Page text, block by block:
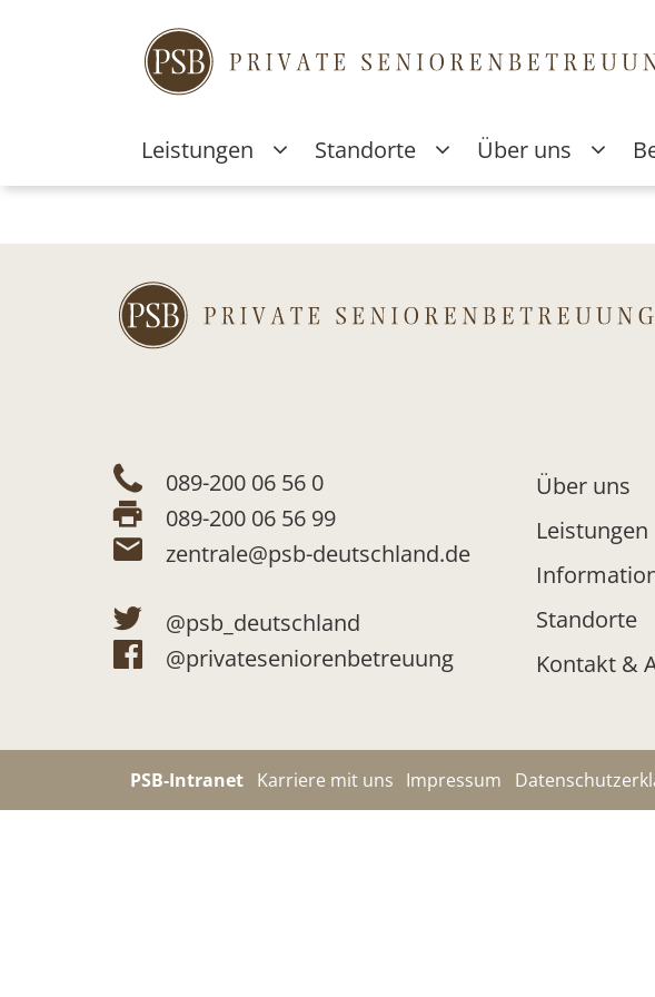
Leistungen Standorte Über uns
Home Betreuungswissen Neuigkeiten Detail
089-200 06 56 0
089-200 06 56 99
zentrale@psb-deutschland.de
@psb_deutschland
@privateseniorenbetreuung
Über uns
Leistungen
Standorte
Kontakt &
PSB-Intranet Karriere mit uns Impressum